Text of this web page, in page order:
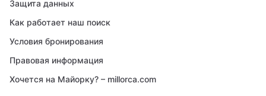
Защита данных
Как работает наш поиск
Условия бронирования
Правовая информация
Хочется на Майорку? – millorca.com